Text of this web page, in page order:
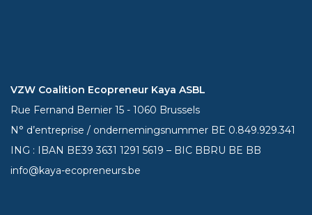
VZW Coalition Ecopreneur Kaya ASBL
Rue Fernand Bernier 15 - 1060 Brussels
N° d’entreprise / ondernemingsnummer BE 0.849.929.341
ING : IBAN BE393631 1291 5619 – BIC BBRU BE BB
info@kaya-ecopreneurs.be